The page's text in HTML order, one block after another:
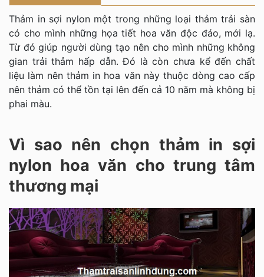
Thảm in sợi nylon một trong những loại thảm trải sàn
có cho mình những họa tiết hoa văn độc đáo, mới lạ.
Từ đó giúp người dùng tạo nên cho mình những không
gian trải thảm hấp dẫn. Đó là còn chưa kể đến chất
liệu làm nên thảm in hoa văn này thuộc dòng cao cấp
nên thảm có thể tồn tại lên đến cả 10 năm mà không bị
phai màu.
Vì sao nên chọn thảm in sợi
nylon hoa văn cho trung tâm
thương mại